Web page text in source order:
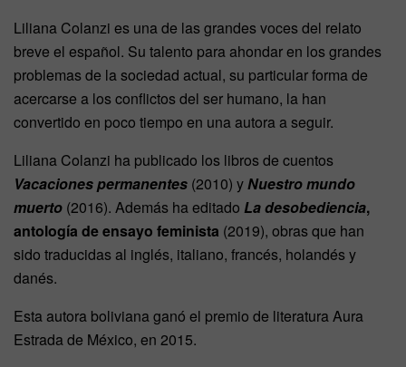
Liliana Colanzi es una de las grandes voces del relato
breve el español. Su talento para ahondar en los grandes
problemas de la sociedad actual, su particular forma de
acercarse a los conflictos del ser humano, la han
convertido en poco tiempo en una autora a seguir.
Liliana Colanzi ha publicado los libros de cuentos
Vacaciones permanentes (2010) yNuestro mundo
muerto (2016). Además ha editado La desobediencia,
antología de ensayo feminista (2019), obras que han
sido traducidas al inglés, italiano, francés, holandés y
danés.
Esta autora boliviana ganó el premio de literatura Aura
Estrada de México, en 2015.